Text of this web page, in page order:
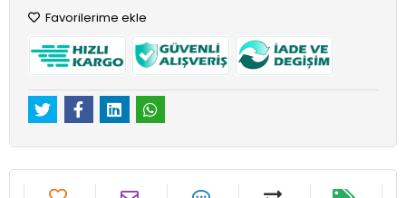
Favorilerime ekle